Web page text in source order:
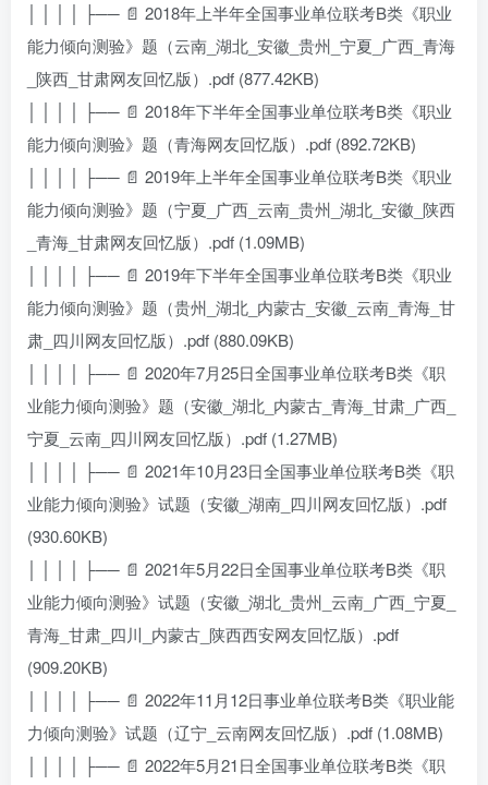
│ │ │ │ ├── 📄 2018年上半年全国事业单位联考B类《职业
能力倾向测验》题（云南_湖北_安徽_贵州_宁夏_广西_青海
_陕西_甘肃网友回忆版）.pdf (877.42KB)
│ │ │ │ ├── 📄 2018年下半年全国事业单位联考B类《职业
能力倾向测验》题（青海网友回忆版）.pdf (892.72KB)
│ │ │ │ ├── 📄 2019年上半年全国事业单位联考B类《职业
能力倾向测验》题（宁夏_广西_云南_贵州_湖北_安徽_陕西
_青海_甘肃网友回忆版）.pdf (1.09MB)
│ │ │ │ ├── 📄 2019年下半年全国事业单位联考B类《职业
能力倾向测验》题（贵州_湖北_内蒙古_安徽_云南_青海_甘
肃_四川网友回忆版）.pdf (880.09KB)
│ │ │ │ ├── 📄 2020年7月25日全国事业单位联考B类《职
业能力倾向测验》题（安徽_湖北_内蒙古_青海_甘肃_广西_
宁夏_云南_四川网友回忆版）.pdf (1.27MB)
│ │ │ │ ├── 📄 2021年10月23日全国事业单位联考B类《职
业能力倾向测验》试题（安徽_湖南_四川网友回忆版）.pdf
(930.60KB)
│ │ │ │ ├── 📄 2021年5月22日全国事业单位联考B类《职
业能力倾向测验》试题（安徽_湖北_贵州_云南_广西_宁夏_
青海_甘肃_四川_内蒙古_陕西西安网友回忆版）.pdf
(909.20KB)
│ │ │ │ ├── 📄 2022年11月12日事业单位联考B类《职业能
力倾向测验》试题（辽宁_云南网友回忆版）.pdf (1.08MB)
│ │ │ │ ├── 📄 2022年5月21日全国事业单位联考B类《职